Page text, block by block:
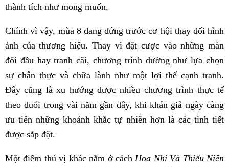
thành tích như mong muốn.
Chính vì vậy, mùa 8 đang đứng trước cơ hội thay đổi hình
ảnh của thương hiệu. Thay vì đặt cược vào những màn
đối đầu hay tranh cãi, chương trình dường như lựa chọn
sự chân thực và chữa lành như một lợi thế cạnh tranh.
Đây cũng là xu hướng được nhiều chương trình thực tế
theo đuổi trong vài năm gần đây, khi khán giả ngày càng
ưu tiên những khoảnh khắc tự nhiên hơn là các tình tiết
được sắp đặt.
Một điểm thú vị khác nằm ở cách Hoa Nhi Và Thiếu Niên